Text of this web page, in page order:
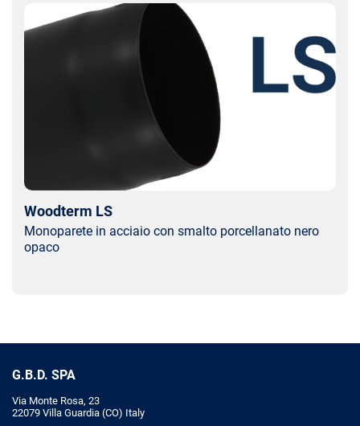
Woodterm LS
Monoparete in acciaio con smalto porcellanato nero
opaco
G.B.D. SPA
Via Monte Rosa, 23
22079 Villa Guardia (CO) Italy